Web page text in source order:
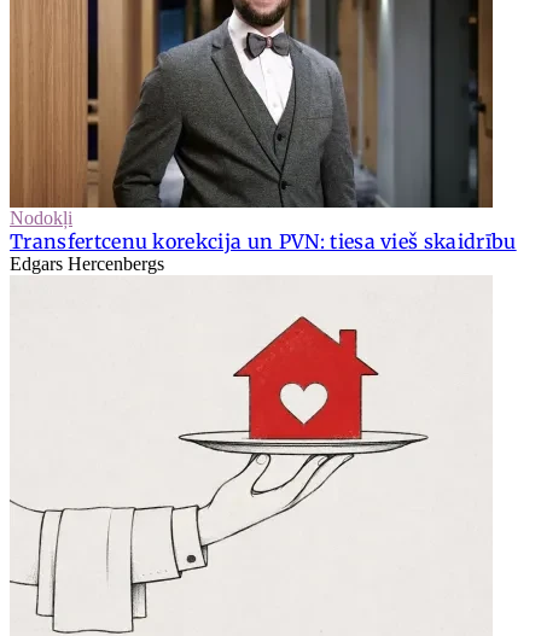
Nodokļi
Transfertcenu korekcija un PVN: tiesa vieš skaidrību
Edgars Hercenbergs